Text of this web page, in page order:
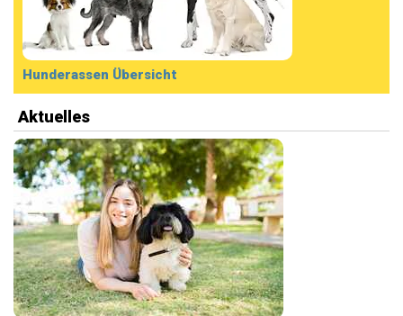
Hunderassen Übersicht
Aktuelles